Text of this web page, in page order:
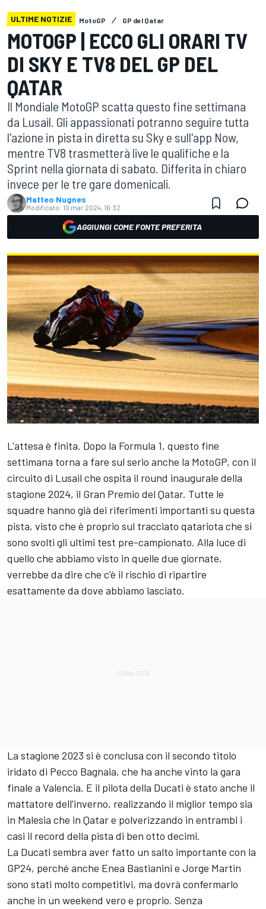
ULTIME NOTIZIE MotoGP GP del Qatar
MOTOGP | ECCO GLI ORARI TV
DI SKY E TV8 DEL GP DEL
QATAR
Il Mondiale MotoGP scatta questo fine settimana
da Lusail. Gli appassionati potranno seguire tutta
l'azione in pista in diretta su Sky e sull'app Now,
mentre TV8 trasmetterà live le qualifiche e la
Sprint nella giornata di sabato. Differita in chiaro
invece per le tre gare domenicali.
Matteo Nugnes
Modificato: 10 mar 2024, 16:32
AGGIUNGI COME FONTE PREFERITA
L'attesa è finita. Dopo la Formula 1, questo fine
settimana torna a fare sul serio anche la MotoGP, con il
circuito di Lusail che ospita il round inaugurale della
stagione 2024, il Gran Premio del Qatar. Tutte le
squadre hanno già dei riferimenti importanti su questa
pista, visto che è proprio sul tracciato qatariota che si
sono svolti gli ultimi test pre-campionato. Alla luce di
quello che abbiamo visto in quelle due giornate,
verrebbe da dire che c'è il rischio di ripartire
esattamente da dove abbiamo lasciato.
La stagione 2023 si è conclusa con il secondo titolo
iridato di Pecco Bagnaia, che ha anche vinto la gara
finale a Valencia. E il pilota della Ducati è stato anche il
mattatore dell'inverno, realizzando il miglior tempo sia
in Malesia che in Qatar e polverizzando in entrambi i
casi il record della pista di ben otto decimi.
La Ducati sembra aver fatto un salto importante con la
GP24, perché anche Enea Bastianini e Jorge Martin
sono stati molto competitivi, ma dovrà confermarlo
anche in un weekend vero e proprio. Senza